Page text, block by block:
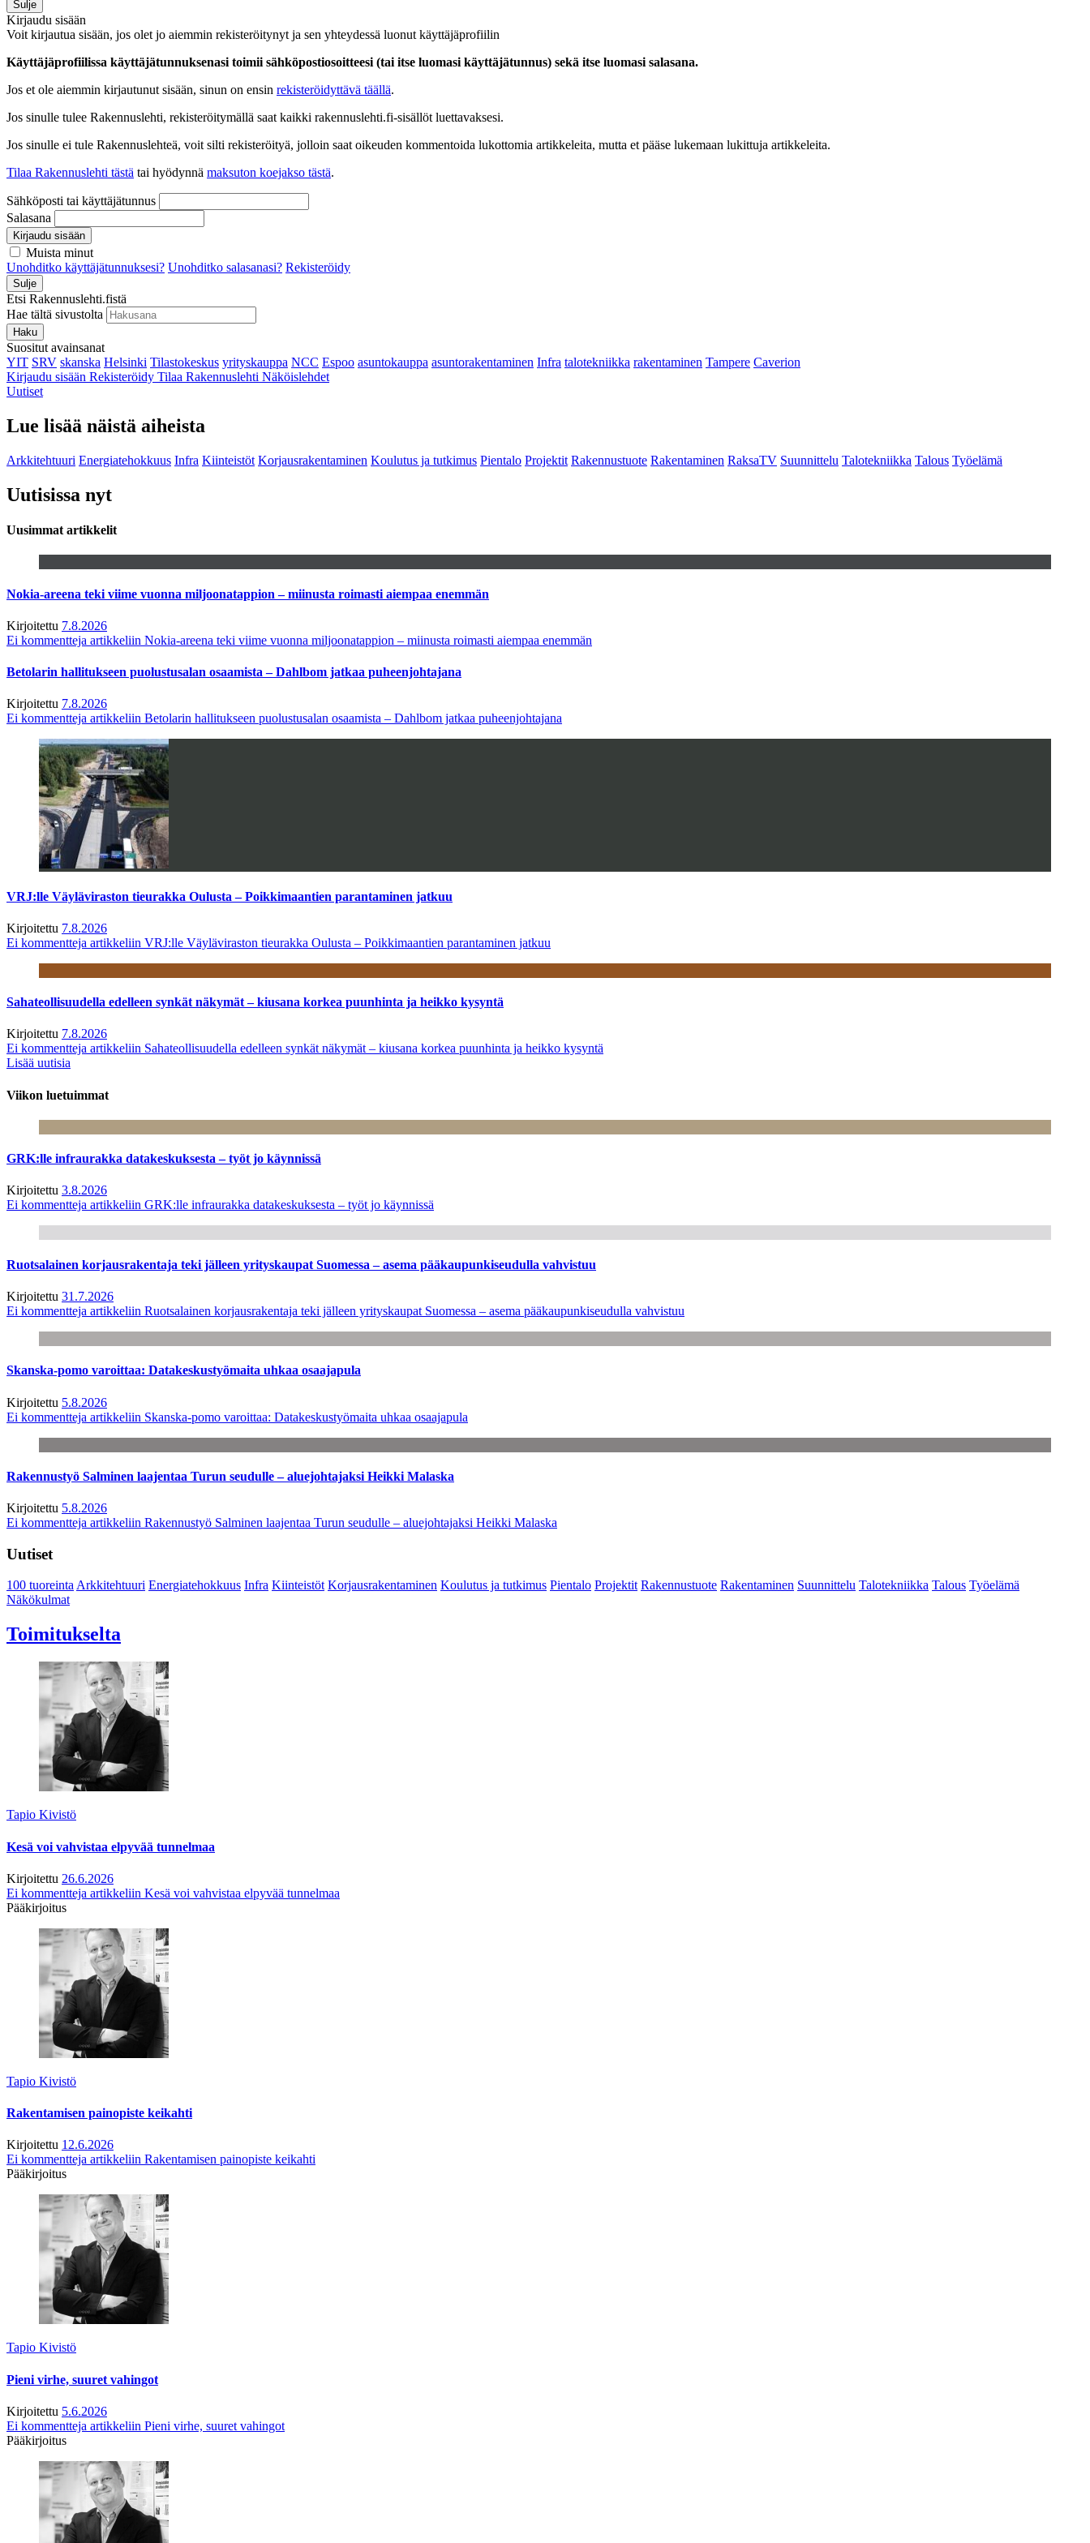
Sulje
Kirjaudu sisään
Voit kirjautua sisään, jos olet jo aiemmin rekisteröitynyt ja sen yhteydessä luonut käyttäjäprofiilin
Käyttäjäprofiilissa käyttäjätunnuksenasi toimii sähköpostiosoitteesi (tai itse luomasi käyttäjätunnus) sekä itse luomasi salasana.
Jos et ole aiemmin kirjautunut sisään, sinun on ensin rekisteröidyttävä täällä.
Jos sinulle tulee Rakennuslehti, rekisteröitymällä saat kaikki rakennuslehti.fi-sisällöt luettavaksesi.
Jos sinulle ei tule Rakennuslehteä, voit silti rekisteröityä, jolloin saat oikeuden kommentoida lukottomia artikkeleita, mutta et pääse lukemaan lukittuja artikkeleita.
Tilaa Rakennuslehti tästä tai hyödynnä maksuton koejakso tästä.
Sähköposti tai käyttäjätunnus
Salasana
Kirjaudu sisään
Muista minut
Unohditko käyttäjätunnuksesi? Unohditko salasanasi? Rekisteröidy
Sulje
Etsi Rakennuslehti.fistä
Hae tältä sivustolta
Haku
Suositut avainsanat
YIT SRV skanska Helsinki Tilastokeskus yrityskauppa NCC Espoo asuntokauppa asuntorakentaminen Infra talotekniikka rakentaminen Tampere Caverion
Kirjaudu sisään Rekisteröidy Tilaa Rakennuslehti Näköislehdet
Uutiset
Lue lisää näistä aiheista
Arkkitehtuuri Energiatehokkuus Infra Kiinteistöt Korjausrakentaminen Koulutus ja tutkimus Pientalo Projektit Rakennustuote Rakentaminen RaksaTV Suunnittelu Talotekniikka Talous Työelämä
Uutisissa nyt
Uusimmat artikkelit
Nokia-areena teki viime vuonna miljoonatappion – miinusta roimasti aiempaa enemmän
Kirjoitettu 7.8.2026
Ei kommentteja artikkeliin Nokia-areena teki viime vuonna miljoonatappion – miinusta roimasti aiempaa enemmän
Betolarin hallitukseen puolustusalan osaamista – Dahlbom jatkaa puheenjohtajana
Kirjoitettu 7.8.2026
Ei kommentteja artikkeliin Betolarin hallitukseen puolustusalan osaamista – Dahlbom jatkaa puheenjohtajana
VRJ:lle Väyläviraston tieurakka Oulusta – Poikkimaantien parantaminen jatkuu
Kirjoitettu 7.8.2026
Ei kommentteja artikkeliin VRJ:lle Väyläviraston tieurakka Oulusta – Poikkimaantien parantaminen jatkuu
Sahateollisuudella edelleen synkät näkymät – kiusana korkea puunhinta ja heikko kysyntä
Kirjoitettu 7.8.2026
Ei kommentteja artikkeliin Sahateollisuudella edelleen synkät näkymät – kiusana korkea puunhinta ja heikko kysyntä
Lisää uutisia
Viikon luetuimmat
GRK:lle infraurakka datakeskuksesta – työt jo käynnissä
Kirjoitettu 3.8.2026
Ei kommentteja artikkeliin GRK:lle infraurakka datakeskuksesta – työt jo käynnissä
Ruotsalainen korjausrakentaja teki jälleen yrityskaupat Suomessa – asema pääkaupunkiseudulla vahvistuu
Kirjoitettu 31.7.2026
Ei kommentteja artikkeliin Ruotsalainen korjausrakentaja teki jälleen yrityskaupat Suomessa – asema pääkaupunkiseudulla vahvistuu
Skanska-pomo varoittaa: Datakeskustyömaita uhkaa osaajapula
Kirjoitettu 5.8.2026
Ei kommentteja artikkeliin Skanska-pomo varoittaa: Datakeskustyömaita uhkaa osaajapula
Rakennustyö Salminen laajentaa Turun seudulle – aluejohtajaksi Heikki Malaska
Kirjoitettu 5.8.2026
Ei kommentteja artikkeliin Rakennustyö Salminen laajentaa Turun seudulle – aluejohtajaksi Heikki Malaska
Uutiset
100 tuoreintaArkkitehtuuri Energiatehokkuus Infra Kiinteistöt Korjausrakentaminen Koulutus ja tutkimus Pientalo Projektit Rakennustuote Rakentaminen Suunnittelu Talotekniikka Talous Työelämä
Näkökulmat
Toimitukselta
Tapio Kivistö
Kesä voi vahvistaa elpyvää tunnelmaa
Kirjoitettu 26.6.2026
Ei kommentteja artikkeliin Kesä voi vahvistaa elpyvää tunnelmaa
Pääkirjoitus
Tapio Kivistö
Rakentamisen painopiste keikahti
Kirjoitettu 12.6.2026
Ei kommentteja artikkeliin Rakentamisen painopiste keikahti
Pääkirjoitus
Tapio Kivistö
Pieni virhe, suuret vahingot
Kirjoitettu 5.6.2026
Ei kommentteja artikkeliin Pieni virhe, suuret vahingot
Pääkirjoitus